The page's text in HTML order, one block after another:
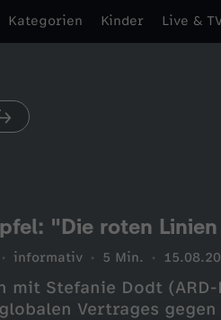
Kategorien Kinder Live &
"Die roten
informativ 5 Min.
mit Stefanie Dodt
Vertrages